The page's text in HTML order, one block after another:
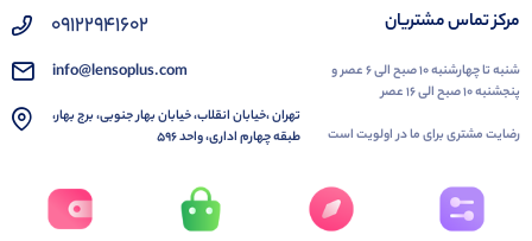
مرکز تماس مشتریان
شنبه تا چهارشنبه ۱۰ صبح الی ۶ عصر و
پنجشنبه ۱۰ صبح الی ۱۶ عصر
رضایت مشتری برای ما در اولویت است
۰۹۱۲۲۹۴۱۶۰۲
info@lensoplus.com
تهران ،خیابان انقلاب، خیابان بهار جنوبی، برج بهار،
طبقه چهارم اداری، واحد ۵۹۶